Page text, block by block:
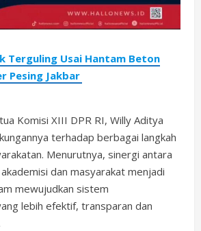
Terguling Usai Hantam Beton
Pesing Jakbar
Komisi XIII DPR RI, Willy Aditya
terhadap berbagai langkah
Menurutnya, sinergi antara
dan masyarakat menjadi
mewujudkan sistem
lebih efektif, transparan dan